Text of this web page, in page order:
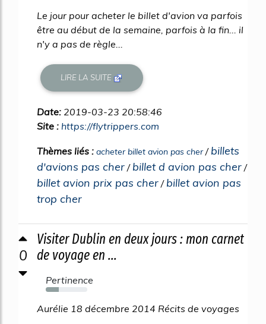
Le jour pour acheter le billet d'avion va parfois
être au début de la semaine, parfois à la fin... il
n'y a pas de règle...
LIRE LA SUITE
Date: 2019-03-23 20:58:46
Site : https://flytrippers.com
Thèmes liés : acheter billet avion pas cher/ billets
d'avions pas cher / billet d avion pas cher /
billet avion prix pas cher / billet avion pas
trop cher
0
Visiter Dublin en deux jours : mon carnet
de voyage en ...
Pertinence
32%
Aurélie 18 décembre 2014 Récits de voyages